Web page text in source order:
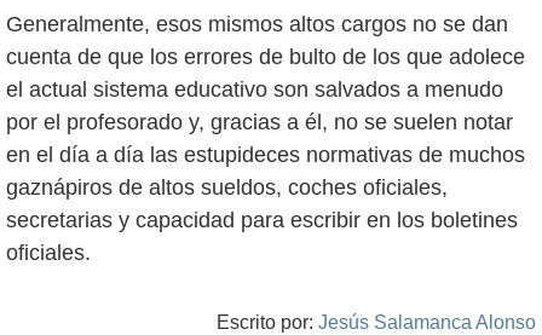
Generalmente, esos mismos altos cargos no se dan
cuenta de que los errores de bulto de los que adolece
el actual sistema educativo son salvados a menudo
por el profesorado y, gracias a él, no se suelen notar
en el día a día las estupideces normativas de muchos
gaznápiros de altos sueldos, coches oficiales,
secretarias y capacidad para escribir en los boletines
oficiales.
Escrito por: Jesús Salamanca Alonso